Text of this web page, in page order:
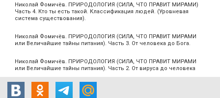
Николай Фомичёв. ПРИРОДОЛОГИЯ (СИЛА, ЧТО ПРАВИТ МИРАМИ)
Часть 4. Кто ты есть такой. Классификация людей. (Уровневая
система существования).
Николай Фомичёв. ПРИРОДОЛОГИЯ (СИЛА, ЧТО ПРАВИТ МИРАМИ
или Величайшие тайны питания). Часть 3. От человека до Бога.
Николай Фомичёв. ПРИРОДОЛОГИЯ (СИЛА, ЧТО ПРАВИТ МИРАМИ
или Величайшие тайны питания). Часть 2. От вируса до человека